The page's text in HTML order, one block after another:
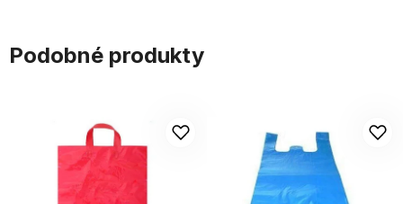
Podobné produkty